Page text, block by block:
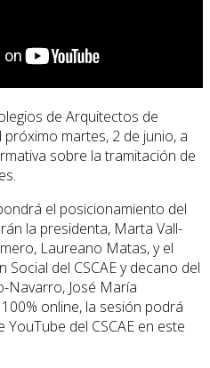
de Arquitectos de
próximo martes, 2 de junio, a
sobre la tramitación de
el posicionamiento del
la presidenta, Marta Vall-
Laureano Matas, y el
del CSCAE y decano del
Navarro, José María
online, la sesión podrá
del CSCAE en este